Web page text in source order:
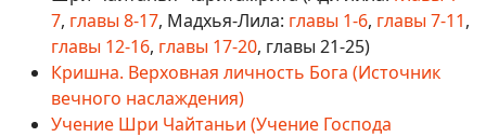
7, главы 8-17, Мадхья-Лила: главы 1-6, главы 7-11,
главы 12-16, главы 17-20, главы 21-25)
Кришна. Верховная личность Бога (Источник
вечного наслаждения)
Учение Шри Чайтаньи (Учение Господа